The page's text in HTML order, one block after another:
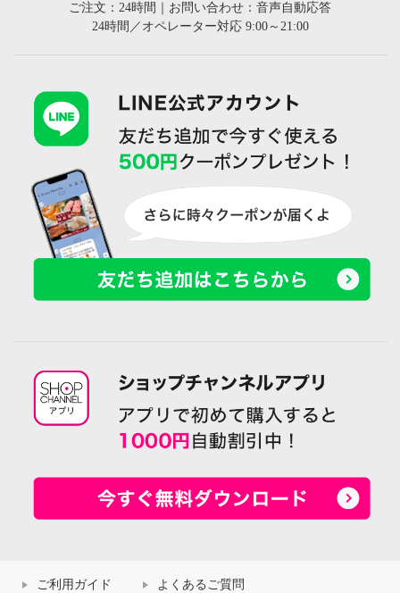
ご注文：24時間｜お問い合わせ：音声自動応答
24時間／オペレーター対応 9:00～21:00
ご利用ガイド よくあるご質問